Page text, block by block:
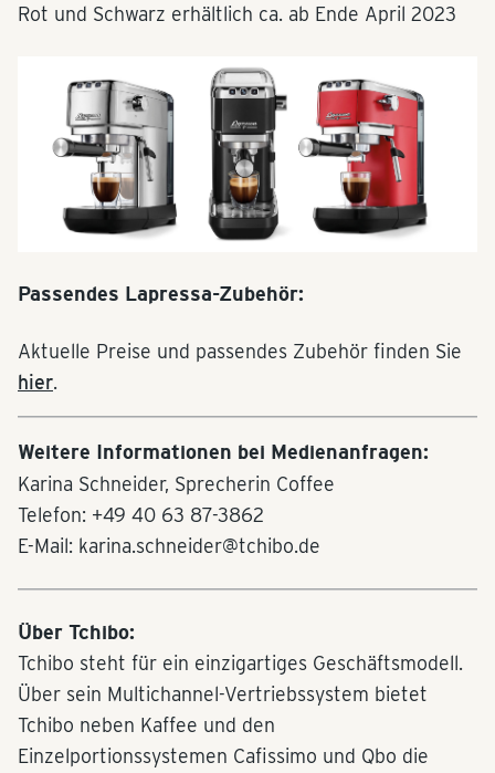
Rot und Schwarz erhältlich ca. ab Ende April 2023
Passendes Lapressa-Zubehör:
Aktuelle Preise und passendes Zubehör finden Sie
hier.
Weitere Informationen bei Medienanfragen:
Karina Schneider, Sprecherin Coffee
Telefon: +49 40 63 87-3862
E-Mail: karina.schneider@tchibo.de
Über Tchibo:
Tchibo steht für ein einzigartiges Geschäftsmodell.
Über sein Multichannel-Vertriebssystem bietet
Tchibo neben Kaffee und den
Einzelportionssystemen Cafissimo und Qbo die